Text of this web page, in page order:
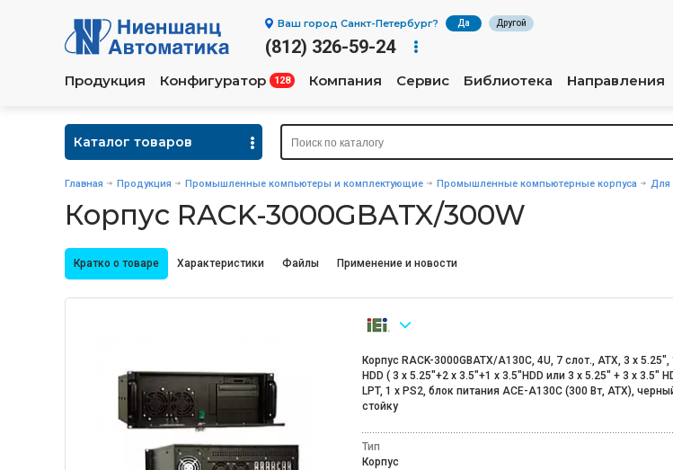
Ваш город Санкт-Петербург? Да Другой
(812) 326-59-24
Продукция Конфигуратор 128 Компания Сервис Библиотека Направления
Каталог товаров
Главная Продукция Промышленные компьютеры и комплектующие Промышленные компьютерные корпуса Для
Корпус RACK-3000GBATX/300W
Кратко о товаре Характеристики Файлы Применение и новости
Корпус RACK-3000GBATX/A130С, 4U, 7 слот., АТХ, 3 x 5.25",
HDD ( 3 x 5.25"+2 x 3.5"+1 x 3.5"HDD или 3 x 5.25" + 3 x 3.5"
LPT, 1 x PS2, блок питания ACE-A130С (300 Вт, ATX),
стойку
Тип
Корпус